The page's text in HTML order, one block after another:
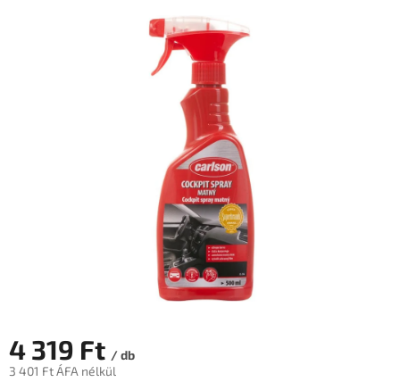
4 319 Ft / db
3 401 Ft ÁFA nélkül